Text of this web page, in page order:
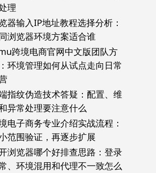
理
器输入IP地址教程选择分析：
浏览器环境方案适合谁
跨境电商官网中文版团队方
环境管理如何从试点走向日常
指纹伪造技术答疑：配置、维
异常处理要注意什么
电子商务专业介绍实战流程：
范围验证，再逐步扩展
浏览器哪个好排查思路：登录
、环境混用和代理不一致怎么